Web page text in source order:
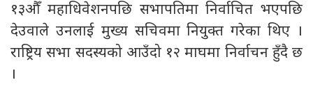
१३औँ महाधिवेशनपछि सभापतिमा निर्वाचित भएपछि
देउवाले उनलाई मुख्य सचिवमा नियुक्त गरेका थिए ।
राष्ट्रिय सभा सदस्यको आउँदो १२ माघमा निर्वाचन हुँदै छ
।